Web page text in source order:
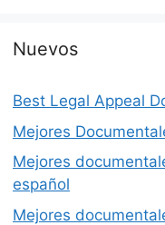
Nuevos
Best Legal Appeal
Mejores
Mejores
español
Mejores